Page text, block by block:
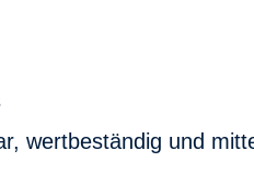
wertbeständig und